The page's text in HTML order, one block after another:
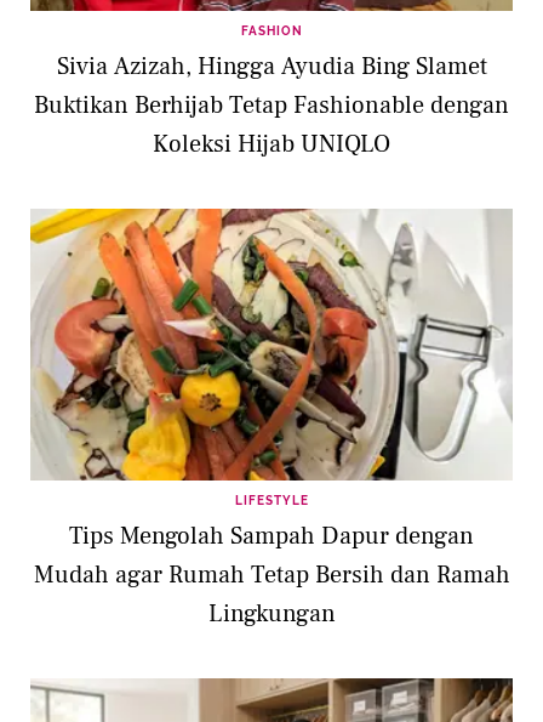
FASHION
Sivia Azizah, Hingga Ayudia Bing Slamet
Buktikan Berhijab Tetap Fashionable dengan
Koleksi Hijab UNIQLO
LIFESTYLE
Tips Mengolah Sampah Dapur dengan
Mudah agar Rumah Tetap Bersih dan Ramah
Lingkungan